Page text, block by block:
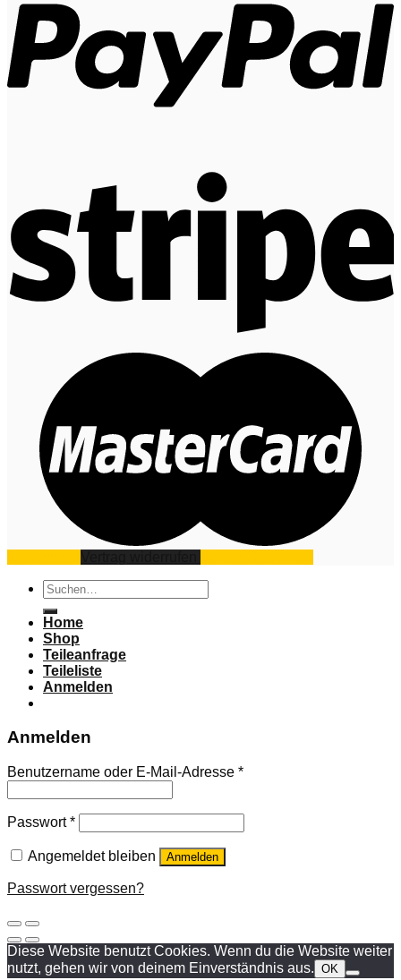
Suchen
nach:
Home
Shop
Teileanfrage
Teileliste
Anmelden
Anmelden
Benutzername oder E-Mail-Adresse *
Passwort*
Angemeldet bleiben Anmelden
Passwort vergessen?
Diese Website benutzt Cookies. Wenn du die Website weiter
nutzt, gehen wir von deinem Einverständnis aus. OK